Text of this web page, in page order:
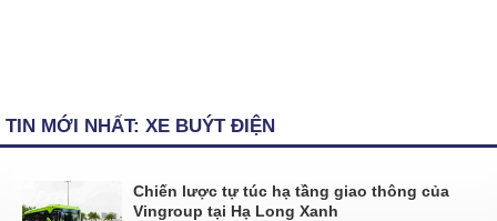
TIN MỚI NHẤT: XE BUÝT ĐIỆN
Chiến lược tự túc hạ tầng giao thông của
Vingroup tại Hạ Long Xanh